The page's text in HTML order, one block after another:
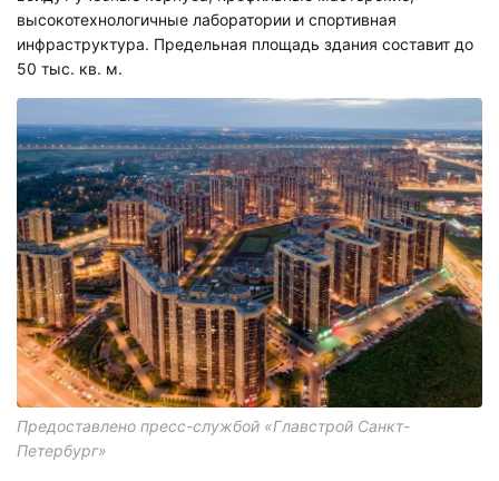
высокотехнологичные лаборатории и спортивная
инфраструктура. Предельная площадь здания составит до
50 тыс. кв. м.
Предоставлено пресс-службой «Главстрой Санкт-
Петербург»